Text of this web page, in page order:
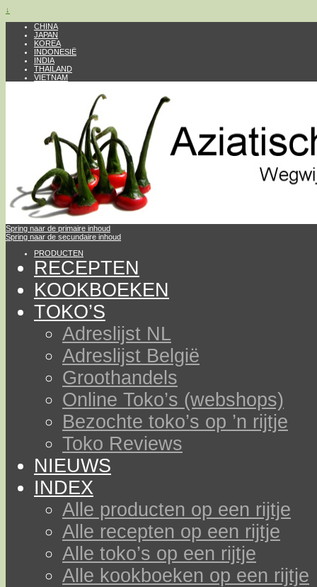
↓
CHINA
JAPAN
KOREA
INDONESIË
INDIA
THAILAND
VIETNAM
Spring naar de primaire inhoud
Spring naar de secundaire inhoud
PRODUCTEN
RECEPTEN
KOOKBOEKEN
TOKO’S
Adreslijst NL
Adreslijst België
Groothandels
Online Toko’s (webshops)
Bezochte toko’s op ’n rijtje
Toko Reviews
NIEUWS
INDEX
Alle producten op een rijtje
Alle recepten op een rijtje
Alle toko’s op een rijtje
Alle kookboeken op een rijtje